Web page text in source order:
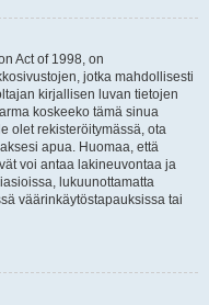
Act of 1998, on
jotka mahdollisesti
kirjallisen luvan tietojen
koskeeko tämä sinua
olet rekisteröitymässä, ota
apua. Huomaa, että
voi antaa lakineuvontaa ja
lukuunottamatta
väärinkäytöstapauksissa tai